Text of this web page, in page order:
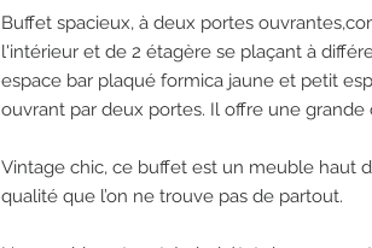
Buffet spacieux, à deux portes
l'intérieur et de 2 étagère se plaçant à
espace bar plaqué formica jaune et petit
ouvrant par deux portes. Il offre une
Vintage chic, ce buffet est un meuble haut
qualité que l’on ne trouve pas de partout.